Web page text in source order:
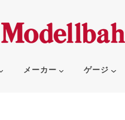
メーカー ゲージ